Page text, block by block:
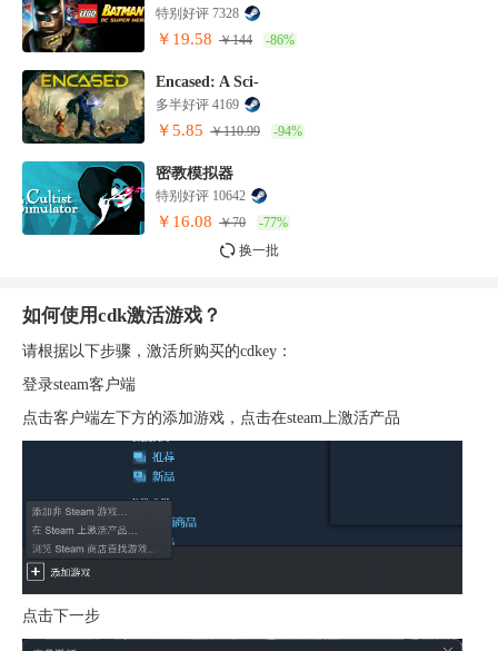
特别好评 7328
￥19.58 ￥144 -86%
Encased: A Sci-
多半好评 4169
￥5.85 ￥110.99 -94%
密教模拟器
特别好评 10642
￥16.08 ￥70
-77%
换一批
如何使用cdk激活游戏？
请根据以下步骤，激活所购买的cdkey：
登录steam客户端
点击客户端左下方的添加游戏，点击在steam上激活产品
点击下一步